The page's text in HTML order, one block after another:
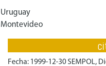
Uruguay
Montevideo
Fecha: 1999-12-30 SEMPOL,